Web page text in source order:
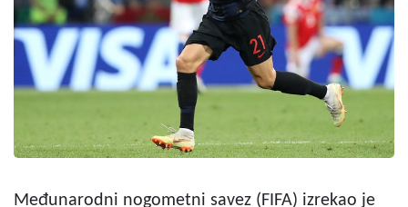
Međunarodni nogometni savez (FIFA) izrekao je